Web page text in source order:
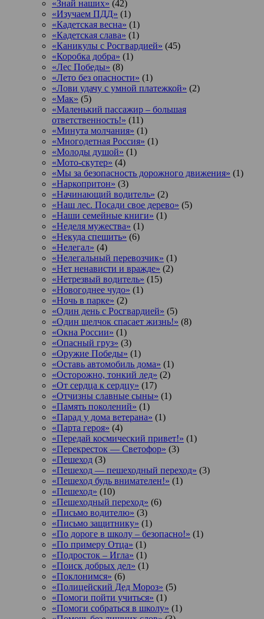
«Знай наших» (42)
«Изучаем ПДД» (1)
«Кадетская весна» (1)
«Кадетская слава» (1)
«Каникулы с Росгвардией» (45)
«Коробка добра» (1)
«Лес Победы» (8)
«Лето без опасности» (1)
«Лови удачу с умной платежкой» (2)
«Мак» (5)
«Маленький пассажир – большая
ответственность!» (11)
«Минута молчания» (1)
«Многодетная Россия» (1)
«Молоды душой» (1)
«Мото-скутер» (4)
«Мы за безопасность дорожного движения» (1)
«Наркопритон» (3)
«Начинающий водитель» (2)
«Наш лес. Посади свое дерево» (5)
«Наши семейные книги» (1)
«Неделя мужества» (1)
«Некуда спешить» (6)
«Нелегал» (4)
«Нелегальный перевозчик» (1)
«Нет ненависти и вражде» (2)
«Нетрезвый водитель» (15)
«Новогоднее чудо» (1)
«Ночь в парке» (2)
«Один день с Росгвардией» (5)
«Один щелчок спасает жизнь!» (8)
«Окна России» (1)
«Опасный груз» (3)
«Оружие Победы» (1)
«Оставь автомобиль дома» (1)
«Осторожно, тонкий лед» (2)
«От сердца к сердцу» (17)
«Отчизны славные сыны» (1)
«Память поколений» (1)
«Парад у дома ветерана» (1)
«Парта героя» (4)
«Передай космический привет!» (1)
«Перекресток — Светофор» (3)
«Пешеход (3)
«Пешеход — пешеходный переход» (3)
«Пешеход будь внимателен!» (1)
«Пешеход» (10)
«Пешеходный переход» (6)
«Письмо водителю» (3)
«Письмо защитнику» (1)
«По дороге в школу – безопасно!» (1)
«По примеру Отца» (1)
«Подросток ‒ Игла» (1)
«Поиск добрых дел» (1)
«Поклонимся» (6)
«Полицейский Дед Мороз» (5)
«Помоги пойти учиться» (1)
«Помоги собраться в школу» (1)